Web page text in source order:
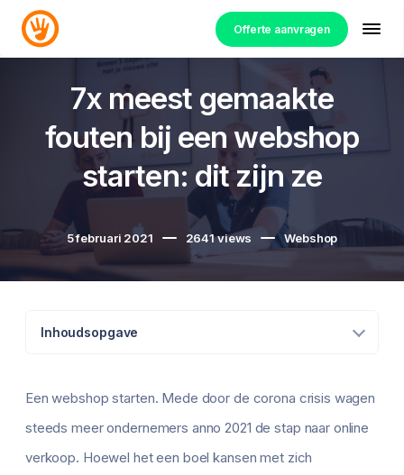
Offerte aanvragen
7x meest gemaakte
fouten bij een webshop
starten: dit zijn ze
5 februari 2021 2641views Webshop
Inhoudsopgave
Een webshop starten. Mede door de corona crisis wagen
steeds meer ondernemers anno 2021 de stap naar online
verkoop. Hoewel het een boel kansen met zich